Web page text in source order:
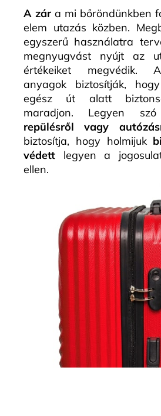
A zár a mi bőröndünkben
elem utazás közben.
egyszerű használatra
megnyugvást nyújt az
értékeiket megvédik.
anyagok biztosítják,
egész út alatt
maradjon. Legyen
repülésről vagy
biztosítja, hogy holmijuk
védett legyen a
ellen.